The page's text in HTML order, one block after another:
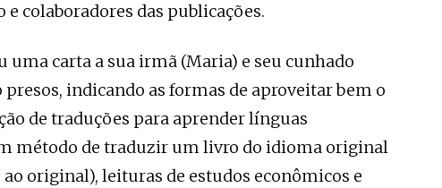
colaboradores das publicações.
uma carta a sua irmã (Maria) e seu cunhado
indicando as formas de aproveitar bem o
de traduções para aprender línguas
método de traduzir um livro do idioma original
ao original), leituras de estudos econômicos e